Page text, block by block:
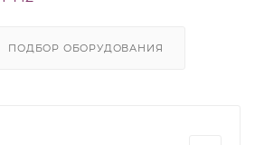
ПОДБОР ОБОРУДОВАНИЯ